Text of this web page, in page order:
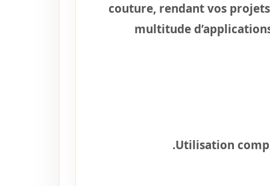
couture, rendant vos
multitude
Utilisation